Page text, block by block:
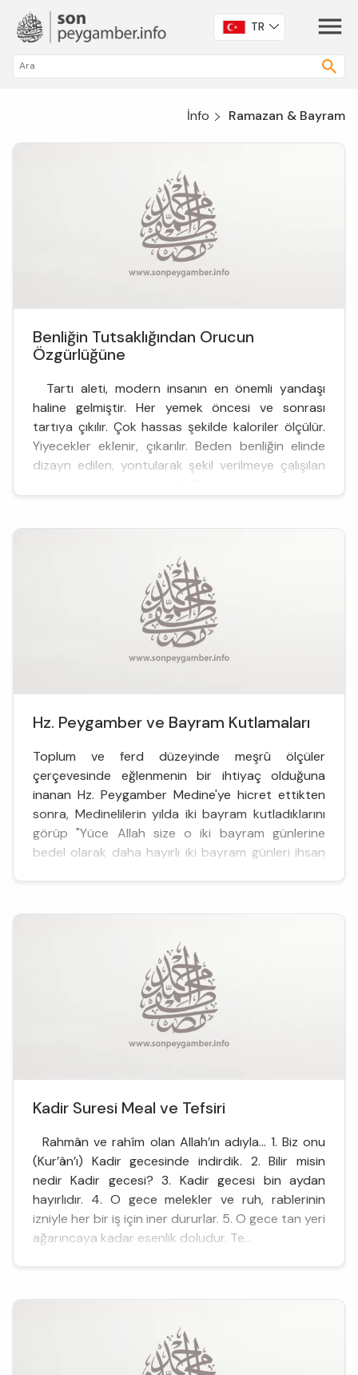
TR
İnfo Ramazan & Bayram
Benliğin Tutsaklığından Orucun
Özgürlüğüne
Tartı aleti, modern insanın en önemli yandaşı
haline gelmiştir. Her yemek öncesi ve sonrası
tartıya çıkılır. Çok hassas şekilde kaloriler ölçülür.
Yiyecekler eklenir, çıkarılır. Beden benliğin elinde
dizayn edilen, yontularak şekil verilmeye çalışılan
Hz. Peygamber ve Bayram Kutlamaları
Toplum ve ferd düzeyinde meşrû ölçüler
çerçevesinde eğlenmenin bir ihtiyaç olduğuna
inanan Hz. Peygamber Medine'ye hicret ettikten
sonra, Medinelilerin yılda iki bayram kutladıklarını
görüp "Yüce Allah size o iki bayram günlerine
bedel olarak daha hayırlı iki bayram günleri ihsan
Kadir Suresi Meal ve Tefsiri
Rahmân ve rahîm olan Allah’ın adıyla… 1. Biz onu
(Kur’ân’ı) Kadir gecesinde indirdik. 2. Bilir misin
nedir Kadir gecesi? 3. Kadir gecesi bin aydan
hayırlıdır. 4. O gece melekler ve ruh, rablerinin
izniyle her bir iş için iner dururlar. 5. O gece tan yeri
ağarıncaya kadar esenlik doludur. Te...